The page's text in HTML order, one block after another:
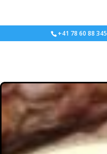
+41 78 60 88 345